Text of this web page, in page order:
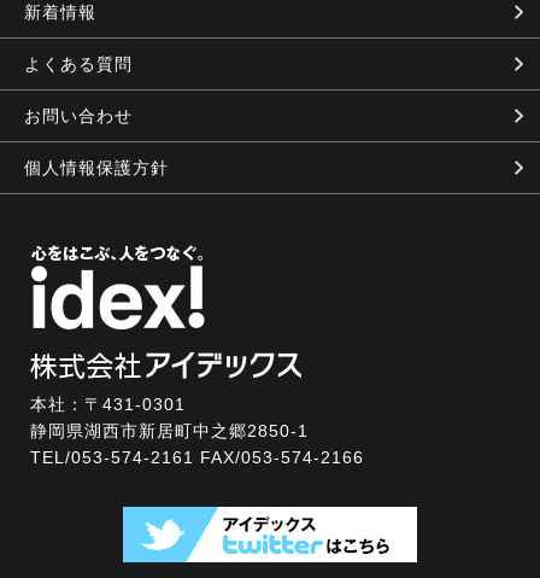
新着情報
よくある質問
お問い合わせ
個人情報保護方針
本社：〒431-0301
静岡県湖西市新居町中之郷2850-1
TEL/053-574-2161 FAX/053-574-2166